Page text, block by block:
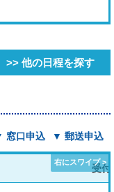
>> 他の日程を探す
窓口申込 ▼ 郵送申込
受付